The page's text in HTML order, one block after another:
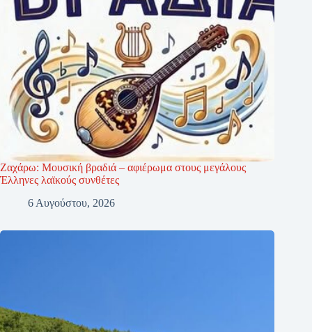
Ζαχάρω: Μουσική βραδιά – αφιέρωμα στους μεγάλους
Έλληνες λαϊκούς συνθέτες
6 Αυγούστου, 2026